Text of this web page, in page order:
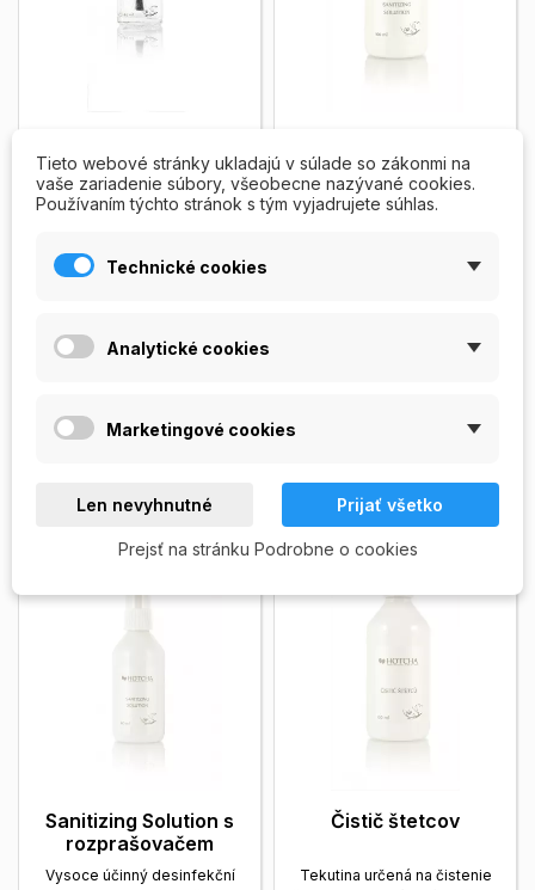
Antimykotický prípravok k
prevencii a ošetrení plesne
nohy. Vhodné k...Zobrazit

KOŠÍKA
(dezinfekcia)
Veľmi účinný dezinfekčný
roztok určený k dezinfekcii
pracovných nástrojov...
Skladom
Sanitizing Solution s
rozprašovačem
Vysoce účinný desinfekční
Čistič štetcov
Tekutina určená na čistenie
Tieto webové stránky ukladajú v súlade so zákonmi na
vaše zariadenie súbory, všeobecne nazývané cookies.
Používaním týchto stránok s tým vyjadrujete súhlas.
Technické cookies
Analytické cookies
Marketingové cookies
Len nevyhnutné Prijať všetko
Prejsť na stránku Podrobne o cookies